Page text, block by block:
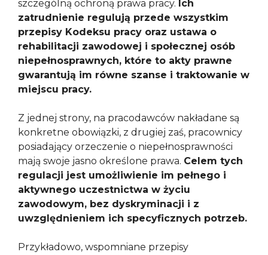
szczególną ochroną prawa pracy. Ich
zatrudnienie regulują przede wszystkim
przepisy Kodeksu pracy oraz ustawa o
rehabilitacji zawodowej i społecznej osób
niepełnosprawnych, które to akty prawne
gwarantują im równe szanse i traktowanie w
miejscu pracy.
Z jednej strony, na pracodawców nakładane są
konkretne obowiązki, z drugiej zaś, pracownicy
posiadający orzeczenie o niepełnosprawności
mają swoje jasno określone prawa. Celem tych
regulacji jest umożliwienie im pełnego i
aktywnego uczestnictwa w życiu
zawodowym, bez dyskryminacji i z
uwzględnieniem ich specyficznych potrzeb.
Przykładowo, wspomniane przepisy